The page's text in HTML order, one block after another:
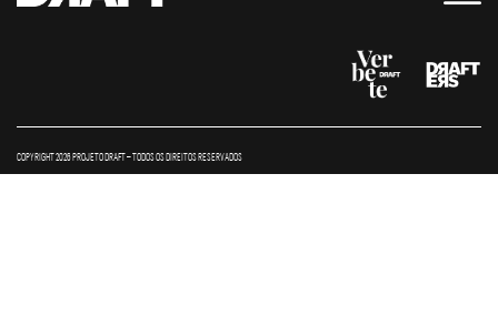
COPYRIGHT 2026 PROJETO DRAFT – TODOS OS DIREITOS RESERVADOS